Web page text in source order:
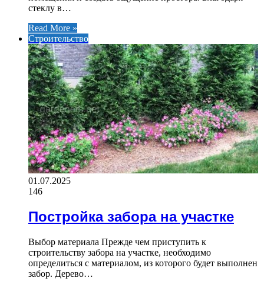
стеклу в…
Read More »
Строительство
01.07.2025
146
Постройка забора на участке
Выбор материала Прежде чем приступить к
строительству забора на участке, необходимо
определиться с материалом, из которого будет выполнен
забор. Дерево…